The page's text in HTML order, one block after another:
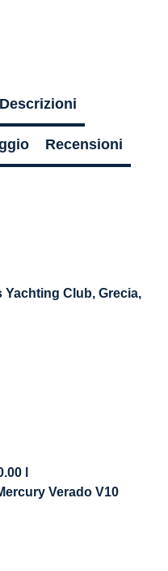
Descrizioni
Recensioni
Yachting Club, Grecia,
l
Verado V10